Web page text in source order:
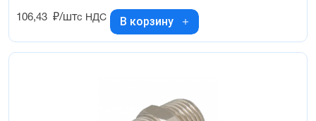
106,43 ₽/штс НДС В корзину